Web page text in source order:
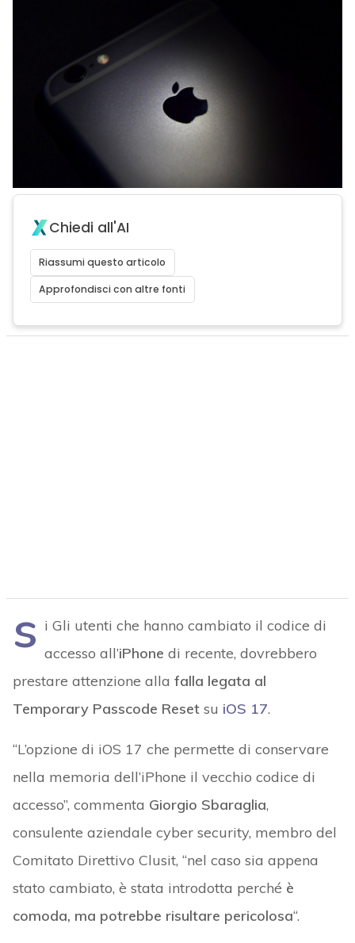
Chiedi all'AI
Riassumi questo articolo
Approfondisci con altre fonti
s i Gli utenti che hanno cambiato il codice di
accesso all’iPhone di recente, dovrebbero
prestare attenzione alla falla legata al
Temporary Passcode Resetsu iOS 17.
“L’opzione di iOS 17 che permette di conservare
nella memoria dell’iPhone il vecchio codice di
accesso”, commenta Giorgio Sbaraglia,
consulente aziendale cyber security, membro del
Comitato Direttivo Clusit, “nel caso sia appena
stato cambiato, è stata introdotta perché è
comoda, ma potrebbe risultare pericolosa“.